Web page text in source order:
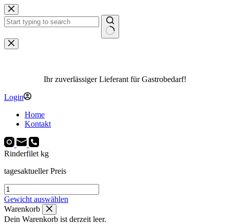
Zum
Inhalt
springen
Keine
Ergebnisse
Ihr zuverlässiger Lieferant für Gastrobedarf!
Login
Home
Kontakt
Rinderfilet kg
tagesaktueller Preis
Rinderfilet
kg
Menge
Gewicht auswählen
Warenkorb
Dein Warenkorb ist derzeit leer.